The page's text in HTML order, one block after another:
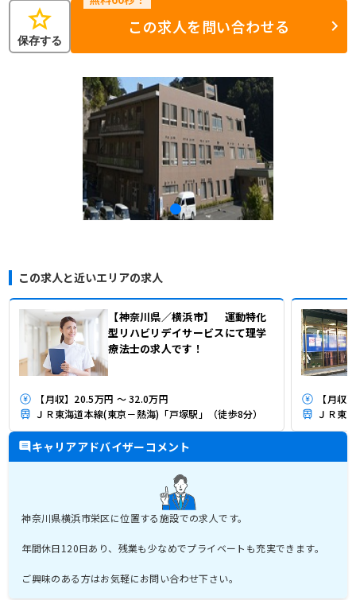
star
保存する
この求人を問い合わせる
この求人と近いエリアの求人
【神奈川県／横浜市】 運動特化
型リハビリデイサービスにて理学
療法士の求人です！
【月収】20.5万円 ～ 32.0万円
ＪＲ東海道本線(東京－熱海)「戸塚駅」（徒歩8分）
【月収
ＪＲ東
キャリアアドバイザーコメント
神奈川県横浜市栄区に位置する施設での求人です。
年間休日120日あり、残業も少なめでプライベートも充実できます。
ご興味のある方はお気軽にお問い合わせ下さい。